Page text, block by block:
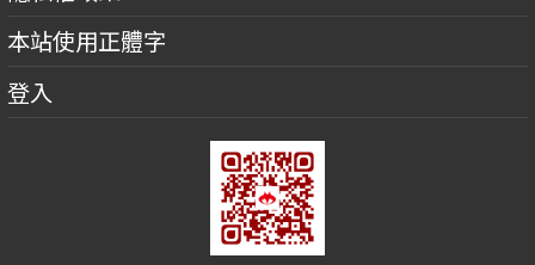
本站使用正體字
登入